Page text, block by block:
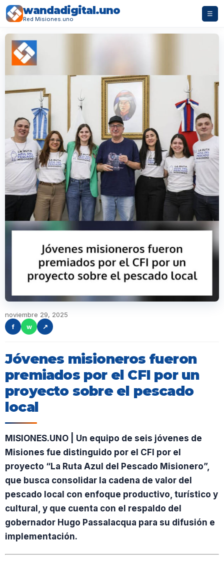
wandadigital.uno
Red Misiones.uno
☰
noviembre 29, 2025
f
w ↗
Jóvenes misioneros fueron
premiados por el CFI por un
proyecto sobre el pescado
local
MISIONES.UNO | Un equipo de seis jóvenes de
Misiones fue distinguido por el CFI por el
proyecto “La Ruta Azul del Pescado Misionero”,
que busca consolidar la cadena de valor del
pescado local con enfoque productivo, turístico y
cultural, y que cuenta con el respaldo del
gobernador Hugo Passalacqua para su difusión e
implementación.